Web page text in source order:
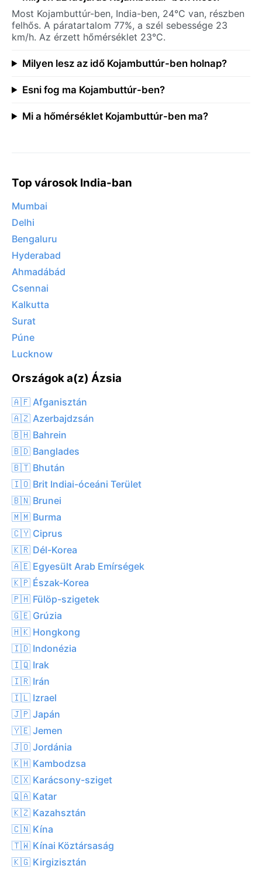
Most Kojambuttúr-ben, India-ben, 24°C van, részben
felhős. A páratartalom 77%, a szél sebessége 23
km/h. Az érzett hőmérséklet 23°C.
Milyen lesz az idő Kojambuttúr-ben holnap?
Esni fog ma Kojambuttúr-ben?
Mi a hőmérséklet Kojambuttúr-ben ma?
Top városok India-ban
Mumbai
Delhi
Bengaluru
Hyderabad
Ahmadábád
Csennai
Kalkutta
Surat
Púne
Lucknow
Országok a(z) Ázsia
🇦🇫 Afganisztán
🇦🇿 Azerbajdzsán
🇧🇭 Bahrein
🇧🇩 Banglades
🇧🇹 Bhután
🇮🇴 Brit Indiai-óceáni Terület
🇧🇳 Brunei
🇲🇲 Burma
🇨🇾 Ciprus
🇰🇷 Dél-Korea
🇦🇪 Egyesült Arab Emírségek
🇰🇵 Észak-Korea
🇵🇭 Fülöp-szigetek
🇬🇪 Grúzia
🇭🇰 Hongkong
🇮🇩 Indonézia
🇮🇶 Irak
🇮🇷 Irán
🇮🇱 Izrael
🇯🇵 Japán
🇾🇪 Jemen
🇯🇴 Jordánia
🇰🇭 Kambodzsa
🇨🇽 Karácsony-sziget
🇶🇦 Katar
🇰🇿 Kazahsztán
🇨🇳 Kína
🇹🇼 Kínai Köztársaság
🇰🇬 Kirgizisztán